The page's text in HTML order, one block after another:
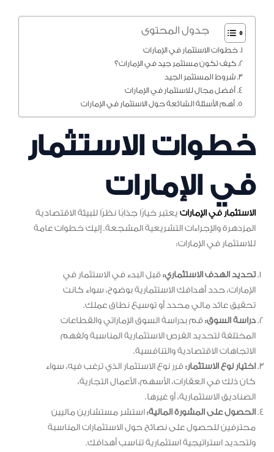
جدول المحتوى
خطوات الاستثمار في الإمارات
كيف تكون مستثمر جيد في الإمارات؟
شروط المستثمر الجيد
أفضل مجال للاستثمار في الإمارات
أهم الأسئلة الشائعة حول الاستثمار في الإمارات
خطوات الاستثمار
في الإمارات
الاستثمار في الإمارات يعتبر خيارًا جذابًا نظرًا للبيئة الاقتصادية
المزدهرة والإجراءات التشريعية المشجعة. إليك خطوات عامة
للاستثمار في الإمارات:
تحديد الهدف الاستثماري:قبل البدء في الاستثمار في
الإمارات، حدد أهدافك الاستثمارية بوضوح، سواء كانت
تحقيق عائد مالي محدد أو توسيع نطاق عملك.
دراسة السوق:قم بدراسة السوق الإماراتي والقطاعات
المختلفة لتحديد الفرص الاستثمارية المناسبة ولفهم
الاتجاهات الاقتصادية والتنافسية.
اختيار نوع الاستثمار:قرر نوع الاستثمار الذي ترغب فيه، سواء
كان ذلك في العقارات، الأسهم، الأعمال التجارية،
الصناديق الاستثمارية، أو غيرها.
الحصول على المشورة المالية:استشر مستشارين ماليين
محترفين للحصول على نصائح حول الاستثمارات المناسبة
ولتحديد استراتيجية استثمارية تناسب أهدافك.